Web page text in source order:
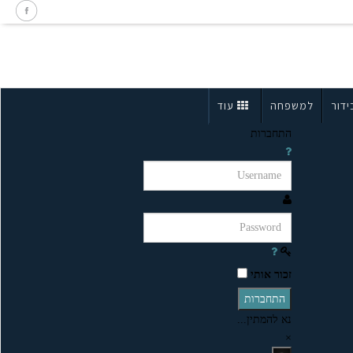
למשפחה עוד
התחברות
זכור אותי
התחברות
נא להמתין...
×